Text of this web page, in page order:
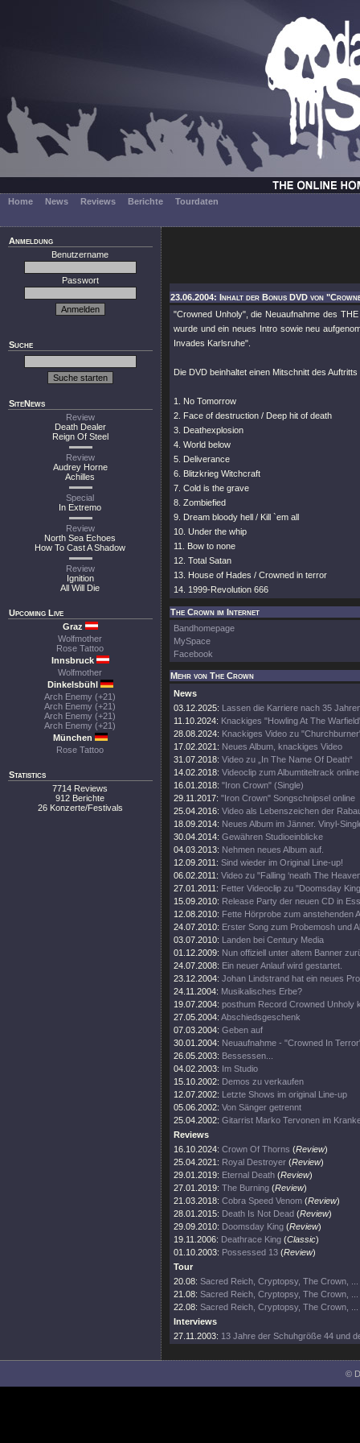
Home News Reviews Berichte Tourdaten
Anmeldung
Benutzername
Passwort
Suche
SiteNews
Review
Death Dealer
Reign Of Steel
Review
Audrey Horne
Achilles
Special
In Extremo
Review
North Sea Echoes
How To Cast A Shadow
Review
Ignition
All Will Die
Upcoming Live
Graz
Wolfmother
Rose Tattoo
Innsbruck
Wolfmother
Dinkelsbühl
Arch Enemy (+21)
Arch Enemy (+21)
Arch Enemy (+21)
Arch Enemy (+21)
München
Rose Tattoo
Statistics
7714 Reviews
912 Berichte
26 Konzerte/Festivals
23.06.2004: Inhalt der Bonus DVD von
"Crowned Unholy", die Neuaufnahme des
wurde und ein neues Intro sowie neu
Invades Karlsruhe".
Die DVD beinhaltet einen Mitschnitt des
1. No Tomorrow
2. Face of destruction / Deep hit of death
3. Deathexplosion
4. World below
5. Deliverance
6. Blitzkrieg Witchcraft
7. Cold is the grave
8. Zombiefied
9. Dream bloody hell / Kill `em all
10. Under the whip
11. Bow to none
12. Total Satan
13. House of Hades / Crowned in terror
14. 1999-Revolution 666
The Crown im Internet
Bandhomepage
MySpace
Facebook
Mehr von The Crown
News
03.12.2025: Lassen die Karriere nach 35
11.10.2024: Knackiges "Howling At The
28.08.2024: Knackiges Video zu
17.02.2021: Neues Album, knackiges Video
31.07.2018: Video zu „In The Name Of Death“
14.02.2018: Videoclip zum Albumtiteltrack online
16.01.2018: "Iron Crown" (Single)
29.11.2017: "Iron Crown" Songschnipsel online
25.04.2016: Video als Lebenszeichen der
18.09.2014: Neues Album im Jänner. Vinyl-
30.04.2014: Gewähren Studioeinblicke
04.03.2013: Nehmen neues Album auf.
12.09.2011: Sind wieder im Original Line-up!
06.02.2011: Video zu "Falling ‘neath The
27.01.2011: Fetter Videoclip zu "Doomsday
15.09.2010: Release Party der neuen CD in
12.08.2010: Fette Hörprobe zum anstehenden
24.07.2010: Erster Song zum Probemosh und
03.07.2010: Landen bei Century Media
01.12.2009: Nun offiziell unter altem Banner
24.07.2008: Ein neuer Anlauf wird gestartet.
23.12.2004: Johan Lindstrand hat ein neues
24.11.2004: Musikalisches Erbe?
19.07.2004: posthum Record Crowned Unholy
27.05.2004: Abschiedsgeschenk
07.03.2004: Geben auf
30.01.2004: Neuaufnahme - "Crowned In
26.05.2003: Bessessen...
04.02.2003: Im Studio
15.10.2002: Demos zu verkaufen
12.07.2002: Letzte Shows im original Line-up
05.06.2002: Von Sänger getrennt
25.04.2002: Gitarrist Marko Tervonen im
Reviews
16.10.2024: Crown Of Thorns (Review)
25.04.2021: Royal Destroyer (Review)
29.01.2019: Eternal Death (Review)
27.01.2019: The Burning (Review)
21.03.2018: Cobra Speed Venom (Review)
28.01.2015: Death Is Not Dead (Review)
29.09.2010: Doomsday King (Review)
19.11.2006: Deathrace King (Classic)
01.10.2003: Possessed 13 (Review)
Tour
20.08: Sacred Reich, Cryptopsy, The Crown, ...
21.08: Sacred Reich, Cryptopsy, The Crown, ...
22.08: Sacred Reich, Cryptopsy, The Crown, ...
Interviews
27.11.2003: 13 Jahre der Schuhgröße 44 und
©